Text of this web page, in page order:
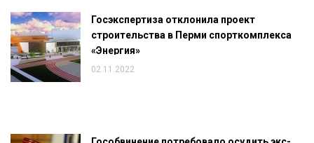
Госэкспертиза отклонила проект
строительства в Перми спорткомплекса
«Энергия»
02.11.2022